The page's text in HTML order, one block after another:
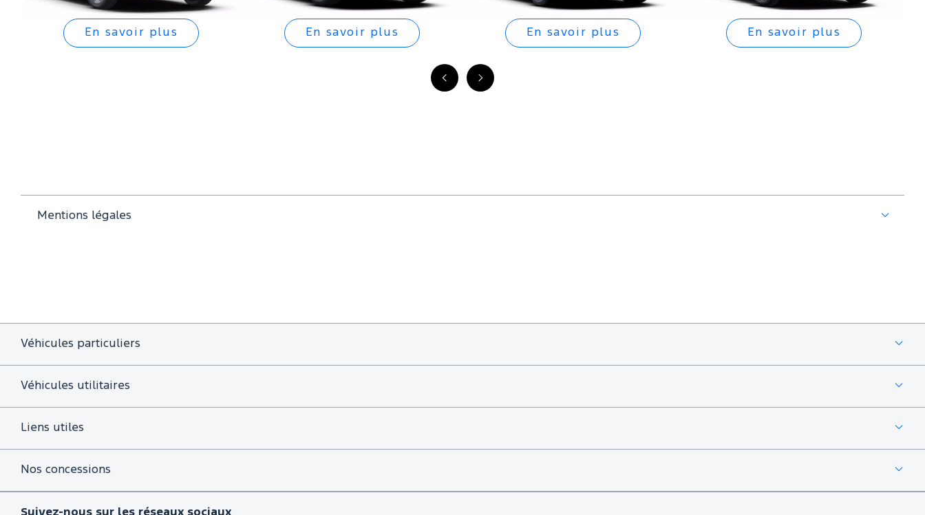
Suivant
Précédent
En savoir plus En savoir plus En savoir plus En savoir plus
Mentions légales
Véhicules particuliers
Véhicules utilitaires
Liens utiles
Nos concessions
Suivez-nous sur les réseaux sociaux